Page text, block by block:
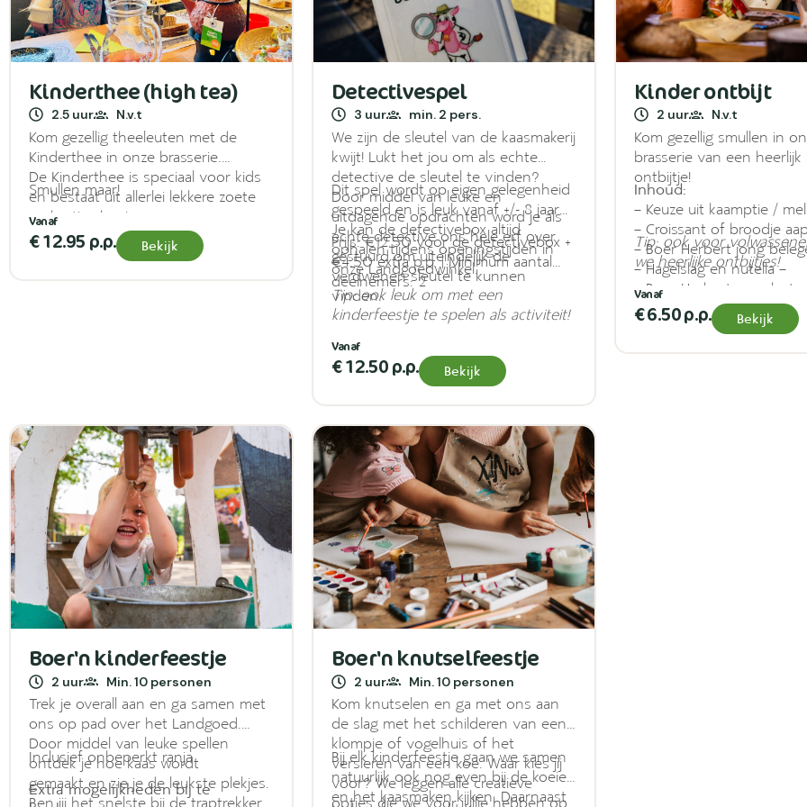
Kinderthee (high tea)
2.5 uur N.v.t
Kom gezellig theeleuten met de
Kinderthee in onze brasserie.
De Kinderthee is speciaal voor kids
en bestaat uit allerlei lekkere zoete
en hartige hapjes.
Als afsluiter mag je natuurlijk een
heerlijk ijsje uitkiezen!
Smullen maar!
€ 12.95 p.p. Bekijk
Detectivespel
3 uur min. 2 pers.
We zijn de sleutel van de kaasmakerij
kwijt! Lukt het jou om als echte
detective de sleutel te vinden?
Door middel van leuke en
uitdagende opdrachten word je als
echte detective ons hele erf over
gestuurd om uiteindelijk de
verdwenen sleutel te kunnen
vinden.
Dit spel wordt op eigen gelegenheid
gespeeld en is leuk vanaf +/- 8 jaar
Je kan de detectivebox altijd
ophalen tijdens openingstijden in
onze Landgoedwinkel.
Prijs: €12,50 voor de detectivebox +
€4,50 extra p.p. | Minimum aantal
deelnemers: 2
Tip: ook leuk om met een
kinderfeestje te spelen als activiteit!
€ 12.50 p.p. Bekijk
Kinder ontbijt
2 uur N.v.t
Kom gezellig smullen in
brasserie van een
ontbijtje!
Inhoud:
– Keuze uit kaamptie /
– Croissant of broodje
– Boer Herbert jong
– Hagelslag en nutella –
– Boer Herbert roomboter
– Boer Herbert
– Verrassing
Tip: ook voor
we heerlijke ontbijtjes!
€ 6.50 p.p. Bekijk
Boer'n kinderfeestje
2 uur Min. 10 personen
Trek je overall aan en ga samen met
ons op pad over het Landgoed.
Door middel van leuke spellen
ontdek je hoe kaas wordt
gemaakt en zie je de leukste plekjes.
Inclusief onbeperkt ranja
Extra mogelijkheden bij te
Boer'n knutselfeestje
2 uur Min. 10 personen
Kom knutselen en ga met ons aan
de slag met het schilderen van een
klompje of vogelhuis of het
versieren van een koe. Waar kies jij
voor? We leggen alle creatieve
Bij elk kinderfeestje gaan we samen
natuurlijk ook nog even bij de koeien
en het kaasmaken kijken. Daarnaast